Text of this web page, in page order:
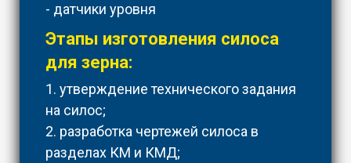
- датчики уровня
Этапы изготовления силоса
для зерна:
1. утверждение технического задания
на силос;
2. разработка чертежей силоса в
разделах КМ и КМД;